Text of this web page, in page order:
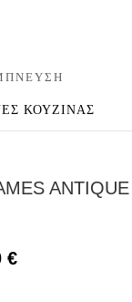
ΚΟΥΖΙΝΑΣ
ANTIQUE
€